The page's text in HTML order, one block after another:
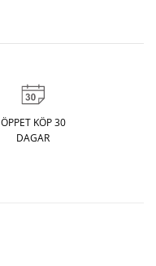
ÖPPET KÖP 30
DAGAR